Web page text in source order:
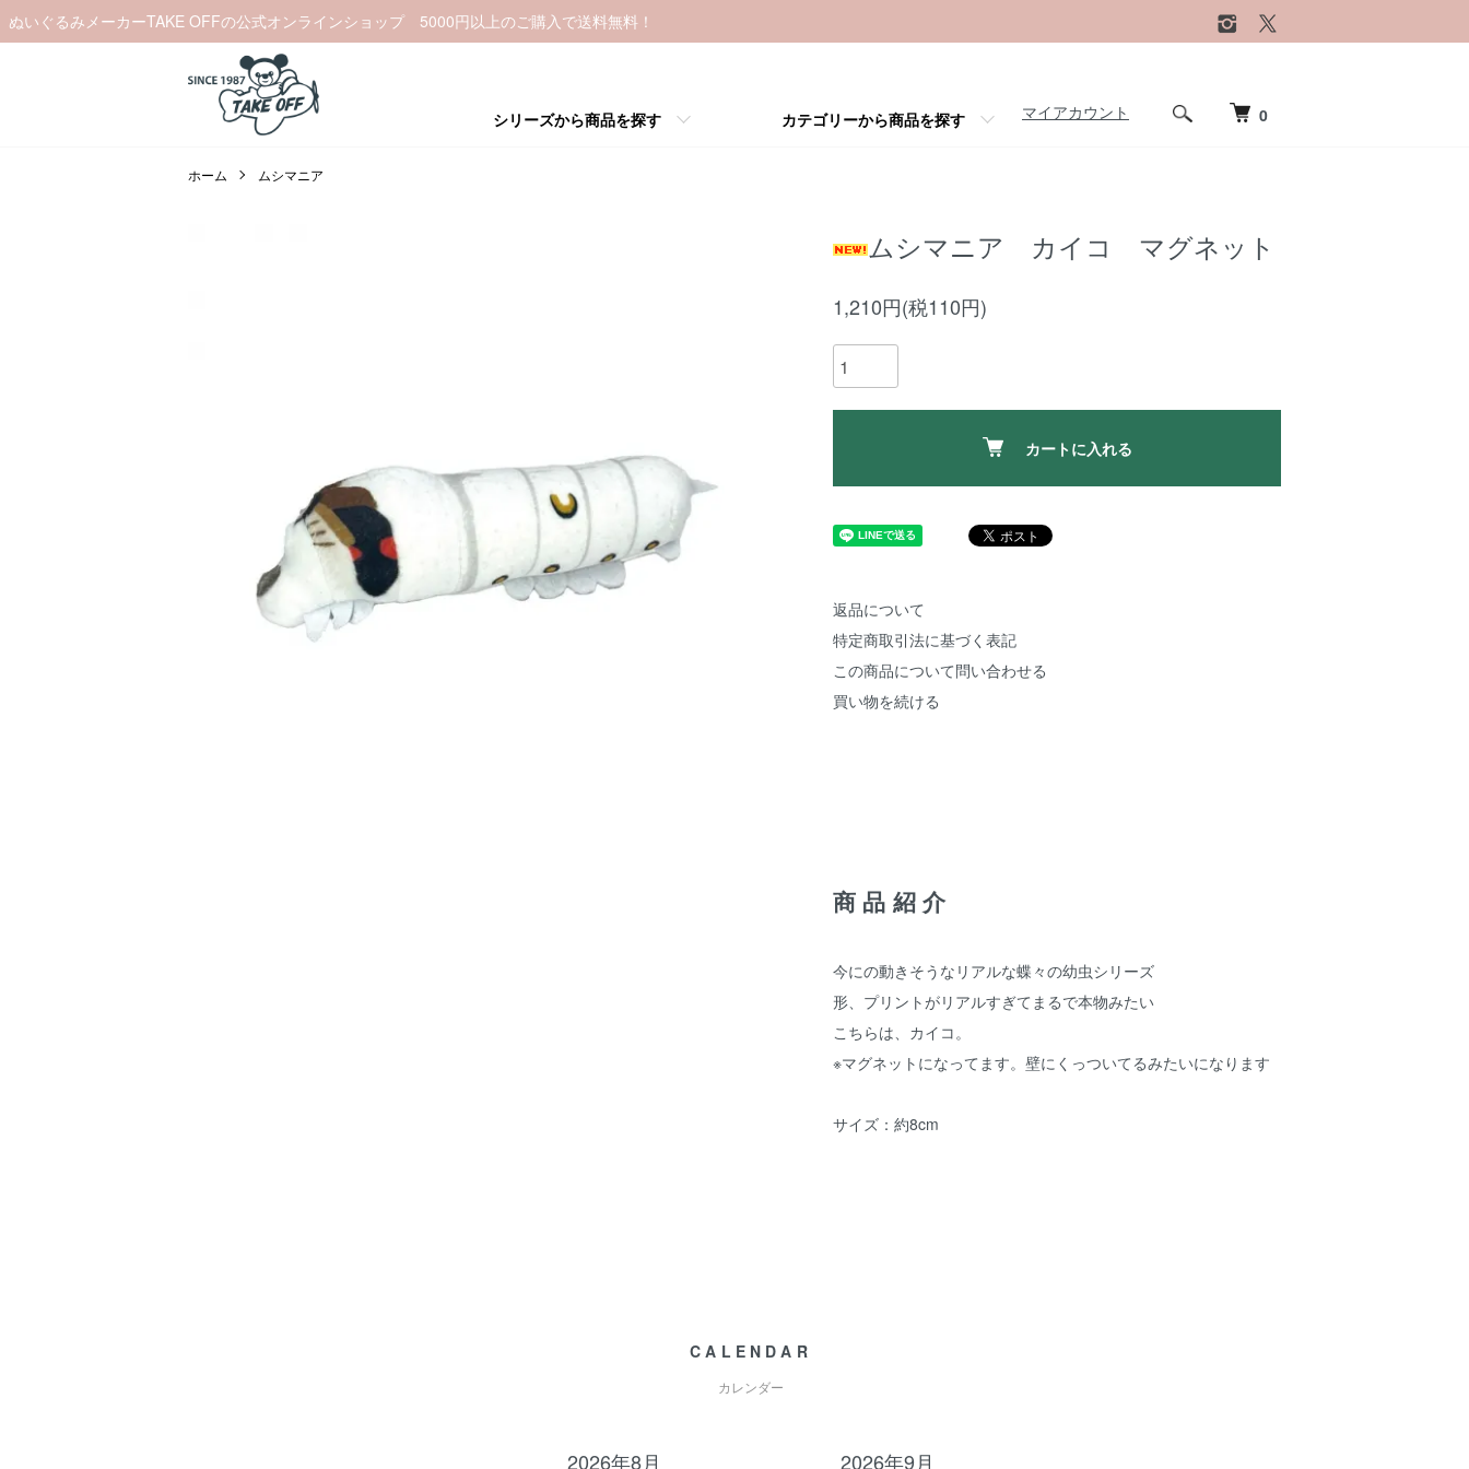
ぬいぐるみメーカーTAKE OFFの公式オンラインショップ 5000円以上のご購入で送料無料！
マイアカウント 0
シリーズから商品を探す カテゴリーから商品を探す
ホーム ムシマニア
ムシマニア カイコ マグネット
1,210円(税110円)
カートに入れる
返品について
特定商取引法に基づく表記
この商品について問い合わせる
買い物を続ける
商品紹介
今にの動きそうなリアルな蝶々の幼虫シリーズ
形、プリントがリアルすぎてまるで本物みたい
こちらは、カイコ。
※マグネットになってます。壁にくっついてるみたいになります
サイズ：約8cm
CALENDAR
カレンダー
2026年8月 2026年9月